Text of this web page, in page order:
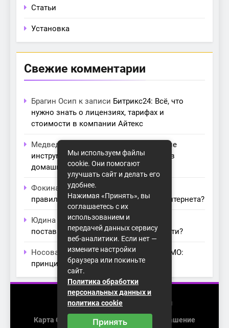
Статьи
Установка
Свежие комментарии
Брагин Осип к записи Битрикс24: Всё, что
нужно знать о лицензиях, тарифах и
стоимости в компании Айтекс
Медведева Амалия
Основные
инструменты для создания серверов в
домашних условиях
Фокина Невак записи
правильный модем для домашнего интернета?
Юдина Ивонак записиПроблемы с
поставщиками интернета: как их обойти?
Носова Агатак записиТехнология MIMO:
принципы работы и её преимущества
2026 (с) https://homenet-spb.ru
Карта Сайта Пользовательское Соглашение
Мы используем файлы
cookie. Они помогают
улучшать сайт и делать его
удобнее.
Нажимая «Принять», вы
соглашаетесь с их
использованием и
передачей данных сервису
веб-аналитики. Если нет —
измените настройки
браузера или покиньте
сайт.
Политика обработки
персональных данных и
политика cookie
Принять